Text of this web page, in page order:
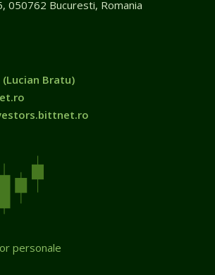
050762 Bucuresti, Romania
(Lucian Bratu)
personale